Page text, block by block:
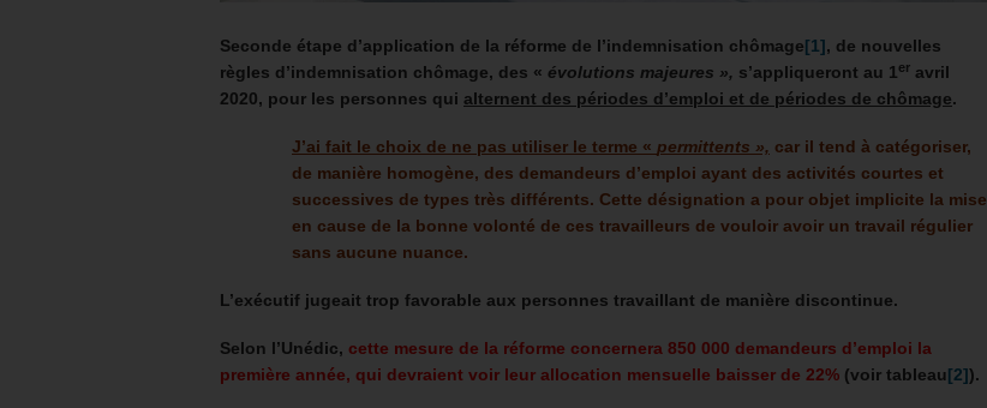
Seconde étape d’application de la réforme de l’indemnisation chômage[1], de nouvelles
règles d’indemnisation chômage, des « évolutions majeures », s’appliqueront au 1 er avril
2020, pour les personnes qui alternent des périodes d’emploi et de périodes de chômage.
J’ai fait le choix de ne pas utiliser le terme « permittents », car il tend à catégoriser,
de manière homogène, des demandeurs d’emploi ayant des activités courtes et
successives de types très différents. Cette désignation a pour objet implicite la mise
en cause de la bonne volonté de ces travailleurs de vouloir avoir un travail régulier
sans aucune nuance.
L’exécutif jugeait trop favorable aux personnes travaillant de manière discontinue.
Selon l’Unédic, cette mesure de la réforme concernera 850 000 demandeurs d’emploi la
première année, qui devraient voir leur allocation mensuelle baisser de 22% (voir tableau[2]).